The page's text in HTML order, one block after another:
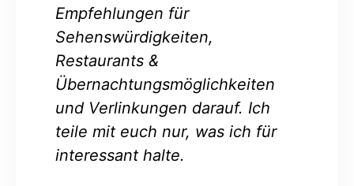
Empfehlungen für
Sehenswürdigkeiten,
Restaurants &
Übernachtungsmöglichkeiten
und Verlinkungen darauf. Ich
teile mit euch nur, was ich für
interessant halte.